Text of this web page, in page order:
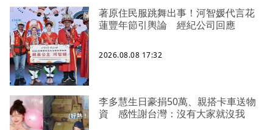
著原住民服跳舞出事！河智媛代言花
蓮豐年節引輿論 經紀公司回應
2026.08.08 17:32
李多慧生日豪捐50萬、親搭卡車送物
資 感性謝台灣：沒有大家就沒我